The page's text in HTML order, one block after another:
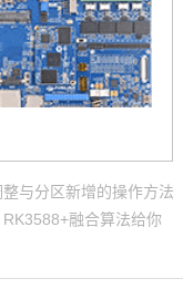
与分区新增的操作方法
融合算法给你